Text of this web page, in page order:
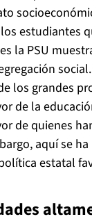
estudiantes
la PSU
los grandes
de la
de quienes
aquí se
estatal